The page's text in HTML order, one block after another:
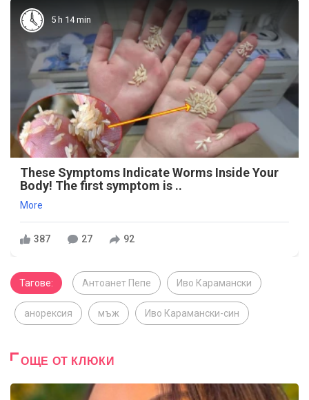
5 h 14 min
These Symptoms Indicate Worms Inside Your
Body! The first symptom is ..
More
387 27 92
Тагове: Антоанет Пепе Иво Карамански
анорексия мъж Иво Карамански-син
ОЩЕ ОТ КЛЮКИ